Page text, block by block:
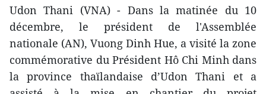
Udon Thani (VNA) - Dans la matinée du 10
décembre, le président de l'Assemblée
nationale (AN), Vuong Dinh Hue, a visité la zone
commémorative du Président Hô Chi Minh dans
la province thaïlandaise d’Udon Thani et a